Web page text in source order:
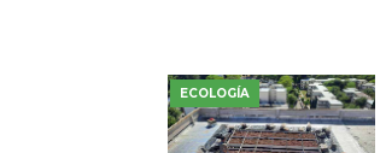
ECOLOGÍA